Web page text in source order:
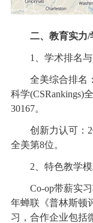
二、教育实力/
1、学术排名与
全美综合排名：
科学(CSRankings)
30167。
创新力认可：
全美第8位。
2、特色教学模
Co-op带薪实习
年蝉联《普林斯顿
习，合作企业包括